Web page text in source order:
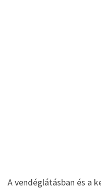
A vendéglátásban és a